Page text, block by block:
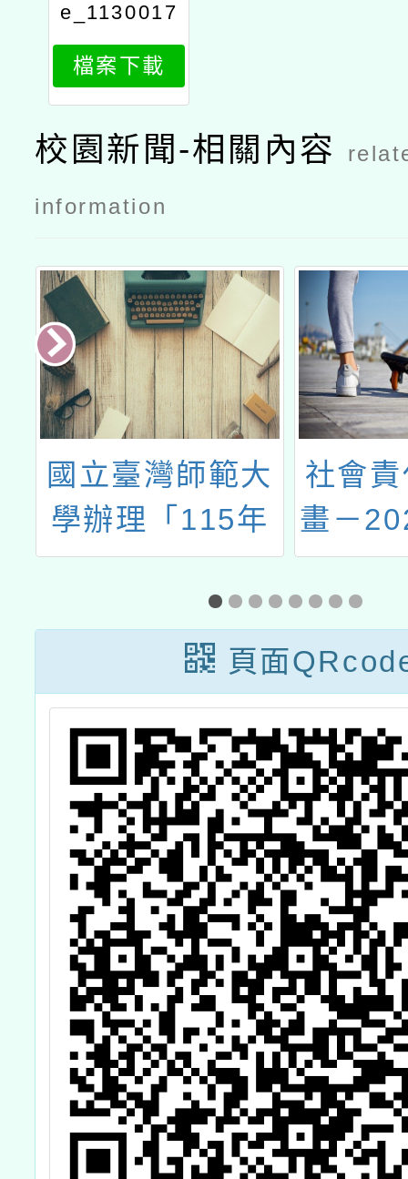
e_1130017
537_attach
1
檔案下載
校園新聞-相關內容
information
國立臺灣師範大
學辦理「115年
度客語能力認
社會
畫－
語文
師
頁面